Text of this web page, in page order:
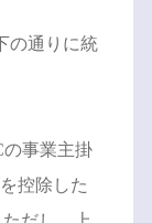
の通りに統
事業主掛
控除した